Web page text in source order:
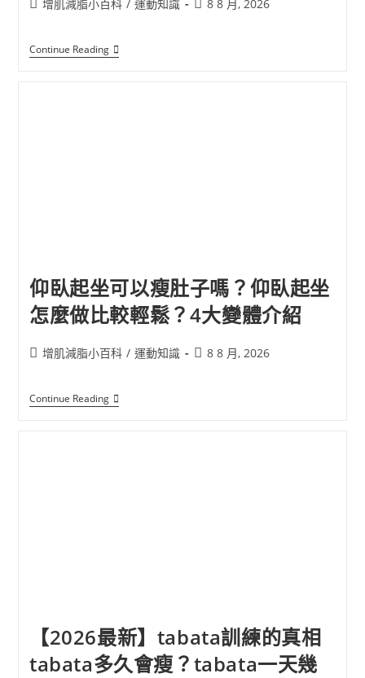
增肌減脂小百科 / 運動知識 8 8 月, 2026
Continue Reading
仰臥起坐可以瘦肚子嗎？仰臥起坐
怎麼做比較輕鬆？4大變體介紹
增肌減脂小百科 / 運動知識 8 8 月, 2026
Continue Reading
【2026最新】tabata訓練的真相
tabata多久會瘦？tabata一天幾